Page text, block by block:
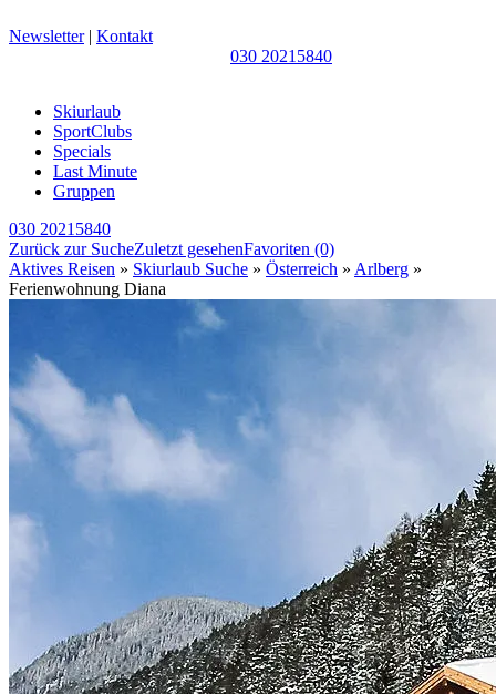
Newsletter| Kontakt
030 20215840
Skiurlaub
SportClubs
Specials
Last Minute
Gruppen
030 20215840
Zurück zur SucheZuletzt gesehenFavoriten (0)
Aktives Reisen » Skiurlaub Suche » Österreich » Arlberg »
Ferienwohnung Diana